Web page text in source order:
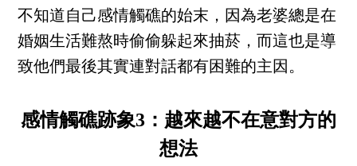
不知道自己感情觸礁的始末，因為老婆總是在
婚姻生活難熬時偷偷躲起來抽菸，而這也是導
致他們最後其實連對話都有困難的主因。
感情觸礁跡象3：越來越不在意對方的
想法